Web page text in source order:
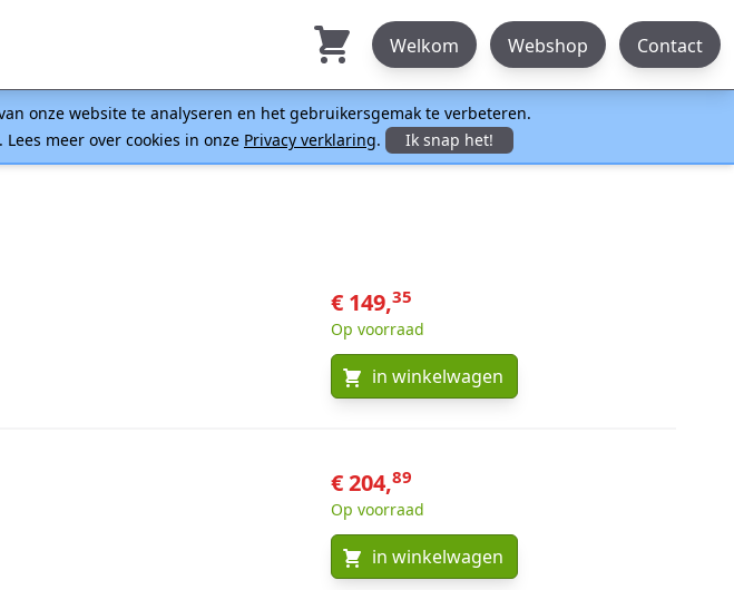
Welkom Webshop Contact
onze website te analyseren en het gebruikersgemak te verbeteren.
meer over cookies in onze Privacy verklaring. Ik snap het!
€ 149,35
Op voorraad
in winkelwagen
€ 204,89
Op voorraad
in winkelwagen